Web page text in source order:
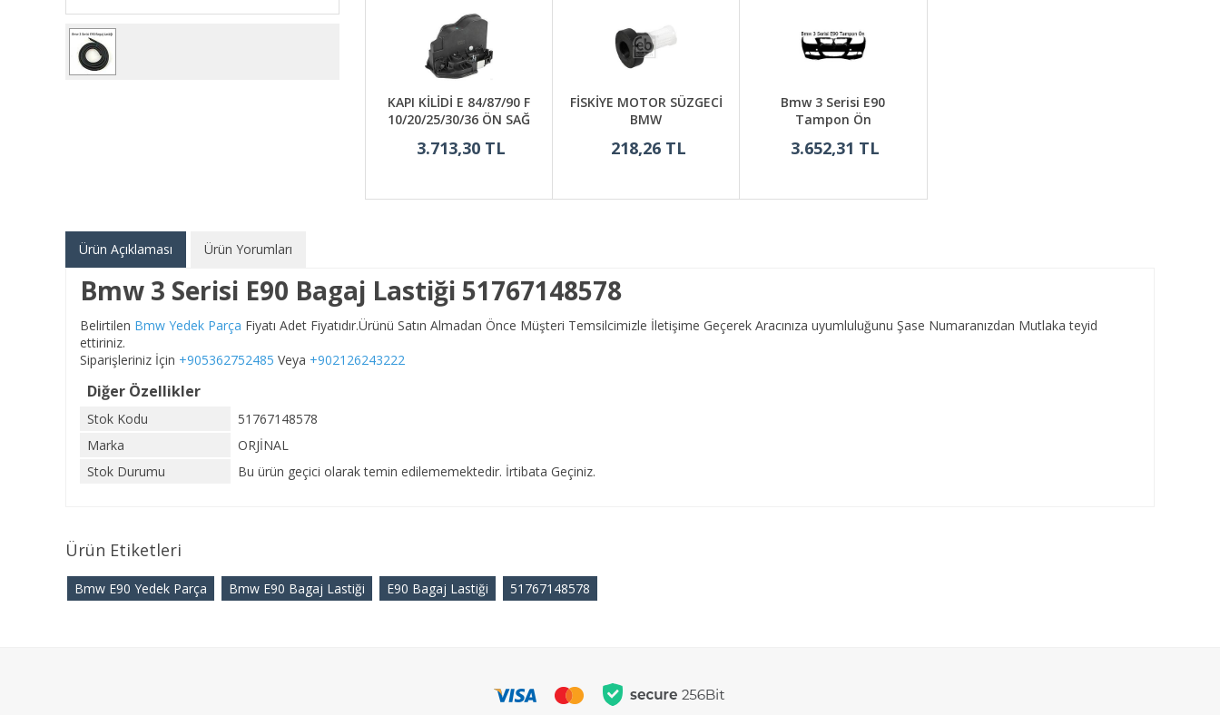
KAPI KİLİDİ E 84/87/90 F
10/20/25/30/36 ÖN SAĞ
3.713,30 TL
FİSKİYE MOTOR SÜZGECİ
BMW
218,26 TL
Bmw 3 Serisi E90
Tampon Ön
3.652,31 TL
Ürün Açıklaması Ürün Yorumları
Bmw 3 Serisi E90 Bagaj Lastiği 51767148578
Belirtilen Bmw Yedek Parça Fiyatı Adet Fiyatıdır.Ürünü Satın Almadan Önce Müşteri Temsilcimizle İletişime Geçerek Aracınıza uyumluluğunu Şase Numaranızdan Mutlaka teyid
ettiriniz.
Siparişleriniz İçin +905362752485 Veya +902126243222
Diğer Özellikler
Stok Kodu
51767148578
Marka
ORJİNAL
Stok Durumu
Bu ürün geçici olarak temin edilememektedir. İrtibata Geçiniz.
Ürün Etiketleri
Bmw E90 Yedek Parça Bmw E90 Bagaj Lastiği E90 Bagaj Lastiği 51767148578